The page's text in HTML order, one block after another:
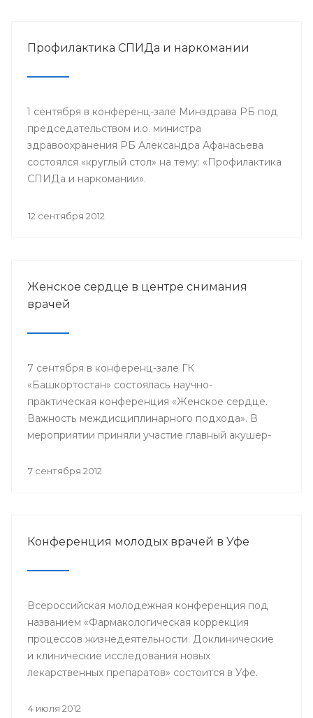
Профилактика СПИДа и наркомании
1 сентября в конференц-зале Минздрава РБ под
председательством и.о. министра
здравоохранения РБ Александра Афанасьева
состоялся «круглый стол» на тему: «Профилактика
СПИДа и наркомании».
12 сентября 2012
Женское сердце в центре снимания
врачей
7 сентября в конференц-зале ГК
«Башкортостан» состоялась научно-
практическая конференция «Женское сердце.
Важность междисциплинарного подхода». В
мероприятии приняли участие главный акушер-
заместитель начальника Управления
заведующий кафедрой акушерства и
профессора ведущих клиник Москвы: Рафаэль
гинекологи, детские гинекологи, кардиологи,
эндокринологи, врачи общей практики,
терапевты, сотрудники профильных кафедр
БГМУ.
7 сентября 2012
Конференция молодых врачей в Уфе
Всероссийская молодежная конференция под
названием «Фармакологическая коррекция
процессов жизнедеятельности. Доклинические
и клинические исследования новых
лекарственных препаратов» состоится в Уфе.
4 июля 2012